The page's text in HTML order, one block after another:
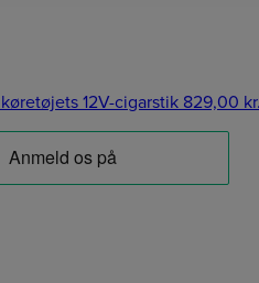
12V-cigarstik 829,00 kr.